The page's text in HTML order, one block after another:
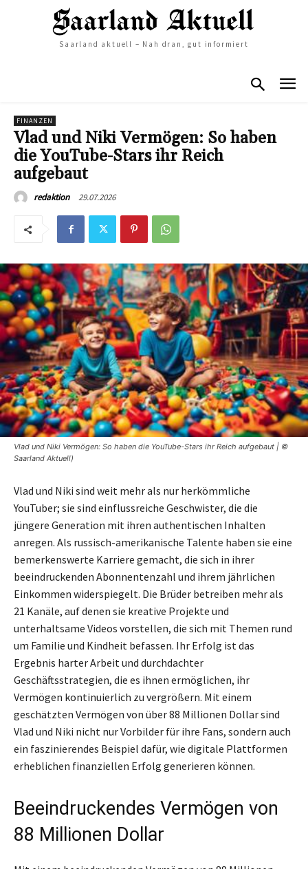
Saarland aktuell – Nah dran, gut informiert
FINANZEN
Vlad und Niki Vermögen: So haben
die YouTube-Stars ihr Reich
aufgebaut
redaktion 29.07.2026
Vlad und Niki Vermögen: So haben die YouTube-Stars ihr Reich aufgebaut | ©
Saarland Aktuell)
Vlad und Niki sind weit mehr als nur herkömmliche
YouTuber; sie sind einflussreiche Geschwister, die die
jüngere Generation mit ihren authentischen Inhalten
anregen. Als russisch-amerikanische Talente haben sie eine
bemerkenswerte Karriere gemacht, die sich in ihrer
beeindruckenden Abonnentenzahl und ihrem jährlichen
Einkommen widerspiegelt. Die Brüder betreiben mehr als
21 Kanäle, auf denen sie kreative Projekte und
unterhaltsame Videos vorstellen, die sich mit Themen rund
um Familie und Kindheit befassen. Ihr Erfolg ist das
Ergebnis harter Arbeit und durchdachter
Geschäftsstrategien, die es ihnen ermöglichen, ihr
Vermögen kontinuierlich zu vergrößern. Mit einem
geschätzten Vermögen von über 88 Millionen Dollar sind
Vlad und Niki nicht nur Vorbilder für ihre Fans, sondern auch
ein faszinierendes Beispiel dafür, wie digitale Plattformen
erheblichen finanziellen Erfolg generieren können.
Beeindruckendes Vermögen von
88 Millionen Dollar